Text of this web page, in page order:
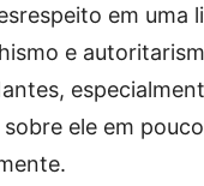
em uma
e
ele em